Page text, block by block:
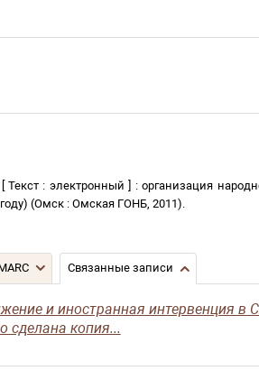
Текст : электронный : организация
(Омск : Омская ГОНБ, 2011).
Связанные записи
и иностранная интервенция в
сделана копия...